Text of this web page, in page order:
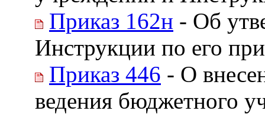
Приказ 162н - Об
Инструкции по его
Приказ 446 - О
ведения бюджетного